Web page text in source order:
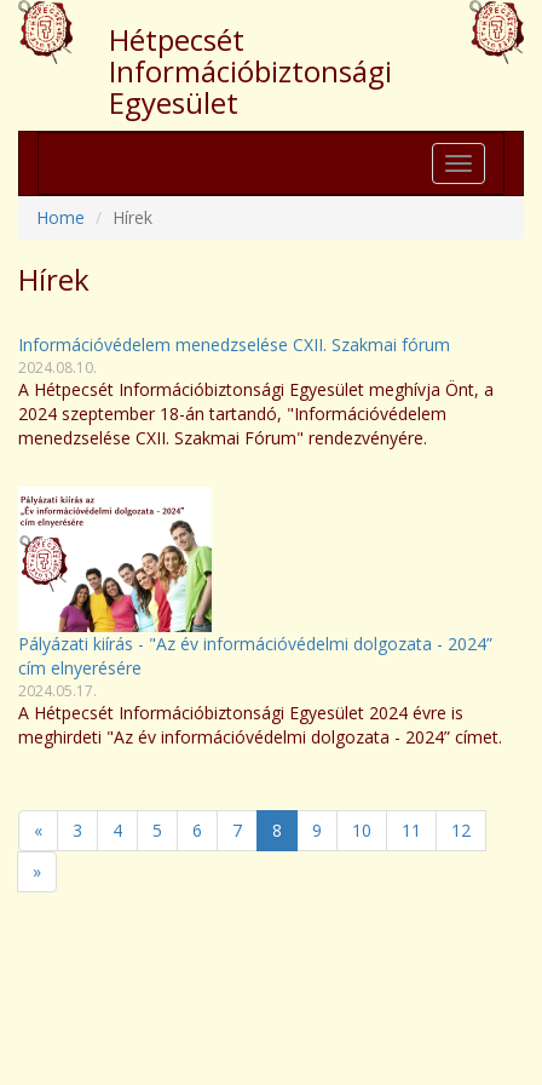
Hétpecsét
Információbiztonsági
Egyesület
Toggle
navigation
Home
Hírek
Hírek
Információvédelem menedzselése CXII. Szakmai fórum
2024.08.10.
A Hétpecsét Információbiztonsági Egyesület meghívja Önt, a
2024 szeptember 18-án tartandó, "Információvédelem
menedzselése CXII. Szakmai Fórum" rendezvényére.
Pályázati kiírás - "Az év információvédelmi dolgozata - 2024”
cím elnyerésére
2024.05.17.
A Hétpecsét Információbiztonsági Egyesület 2024 évre is
meghirdeti "Az év információvédelmi dolgozata - 2024” címet.
« 3 4 5 6 7 8 9 10 11
12
»